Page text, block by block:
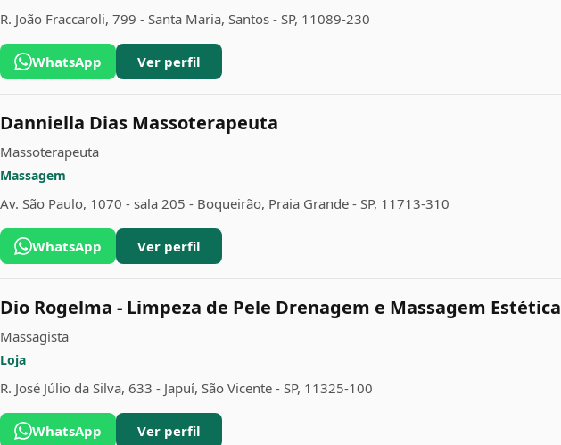
R. João Fraccaroli, 799 - Santa Maria, Santos - SP, 11089-230
WhatsApp Ver perfil
Danniella Dias Massoterapeuta
Massoterapeuta
Massagem
Av. São Paulo, 1070 - sala 205 - Boqueirão, Praia Grande - SP, 11713-310
WhatsApp Ver perfil
Dio Rogelma - Limpeza de Pele Drenagem e Massagem Estética
Massagista
Loja
R. José Júlio da Silva, 633 - Japuí, São Vicente - SP, 11325-100
WhatsApp Ver perfil